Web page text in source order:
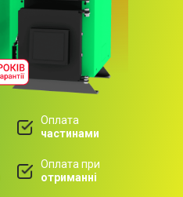
Оплата при
отриманні
Оплата
частинами